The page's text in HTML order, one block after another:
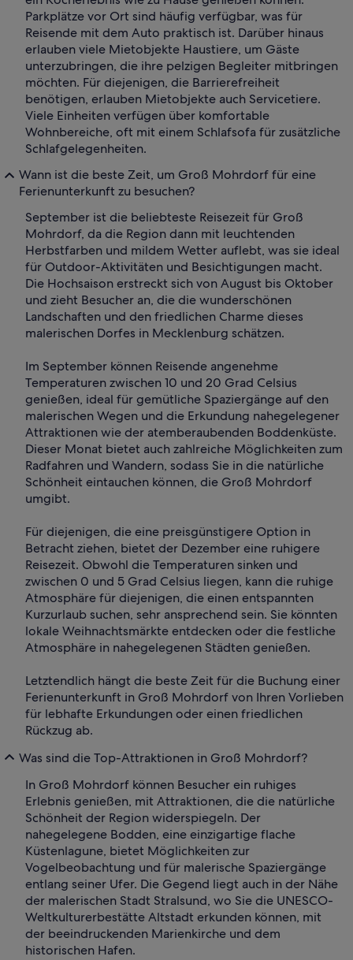
Parkplätze vor Ort sind häufig verfügbar, was für
Reisende mit dem Auto praktisch ist. Darüber hinaus
erlauben viele Mietobjekte Haustiere, um Gäste
unterzubringen, die ihre pelzigen Begleiter mitbringen
möchten. Für diejenigen, die Barrierefreiheit
benötigen, erlauben Mietobjekte auch Servicetiere.
Viele Einheiten verfügen über komfortable
Wohnbereiche, oft mit einem Schlafsofa für zusätzliche
Schlafgelegenheiten.
Wann ist die beste Zeit, um Groß Mohrdorf für eine
Ferienunterkunft zu besuchen?
September ist die beliebteste Reisezeit für Groß
Mohrdorf, da die Region dann mit leuchtenden
Herbstfarben und mildem Wetter auflebt, was sie ideal
für Outdoor-Aktivitäten und Besichtigungen macht.
Die Hochsaison erstreckt sich von August bis Oktober
und zieht Besucher an, die die wunderschönen
Landschaften und den friedlichen Charme dieses
malerischen Dorfes in Mecklenburg schätzen.
Im September können Reisende angenehme
Temperaturen zwischen 10 und 20 Grad Celsius
genießen, ideal für gemütliche Spaziergänge auf den
malerischen Wegen und die Erkundung nahegelegener
Attraktionen wie der atemberaubenden Boddenküste.
Dieser Monat bietet auch zahlreiche Möglichkeiten zum
Radfahren und Wandern, sodass Sie in die natürliche
Schönheit eintauchen können, die Groß Mohrdorf
umgibt.
Für diejenigen, die eine preisgünstigere Option in
Betracht ziehen, bietet der Dezember eine ruhigere
Reisezeit. Obwohl die Temperaturen sinken und
zwischen 0 und 5 Grad Celsius liegen, kann die ruhige
Atmosphäre für diejenigen, die einen entspannten
Kurzurlaub suchen, sehr ansprechend sein. Sie könnten
lokale Weihnachtsmärkte entdecken oder die festliche
Atmosphäre in nahegelegenen Städten genießen.
Letztendlich hängt die beste Zeit für die Buchung einer
Ferienunterkunft in Groß Mohrdorf von Ihren Vorlieben
für lebhafte Erkundungen oder einen friedlichen
Rückzug ab.
Was sind die Top-Attraktionen in Groß Mohrdorf?
In Groß Mohrdorf können Besucher ein ruhiges
Erlebnis genießen, mit Attraktionen, die die natürliche
Schönheit der Region widerspiegeln. Der
nahegelegene Bodden, eine einzigartige flache
Küstenlagune, bietet Möglichkeiten zur
Vogelbeobachtung und für malerische Spaziergänge
entlang seiner Ufer. Die Gegend liegt auch in der Nähe
der malerischen Stadt Stralsund, wo Sie die UNESCO-
Weltkulturerbestätte Altstadt erkunden können, mit
der beeindruckenden Marienkirche und dem
historischen Hafen.